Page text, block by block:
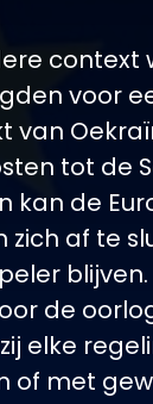
context
voor
van
tot de
kan de
zich af te
de
elke
of met